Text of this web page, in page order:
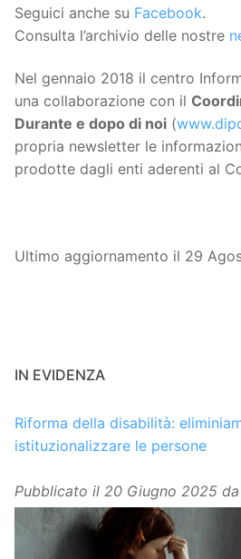
Seguici anche su Facebook.
Consulta l’archivio delle nostre
Nel gennaio 2018 il centro
una collaborazione con il
Durante e dopo di noi (
propria newsletter le
prodotte dagli enti aderenti al
Ultimo aggiornamento il 29
IN EVIDENZA
Riforma della disabilità:
istituzionalizzare le persone
Pubblicato il 20 Giugno 2025 da